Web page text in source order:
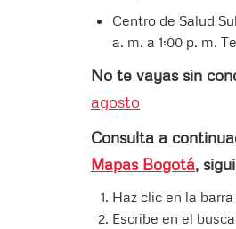
Centro de Salud
a. m. a 1:00 p. m.
No te vayas sin
agosto
Consulta a
Mapas Bogotá,
Haz clic en la
Escribe en el